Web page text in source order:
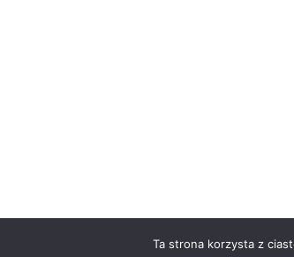
Ta strona korzysta z